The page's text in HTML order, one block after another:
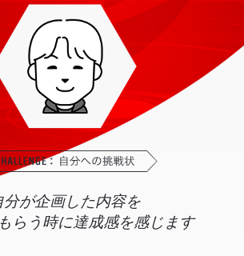
分が企画した内容を
らう時に達成感を感じます